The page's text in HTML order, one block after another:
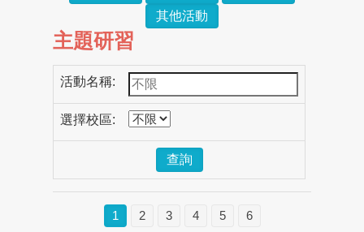
其他活動
主題研習
活動名稱:
選擇校區:
查詢
1 2 3 4 5 6